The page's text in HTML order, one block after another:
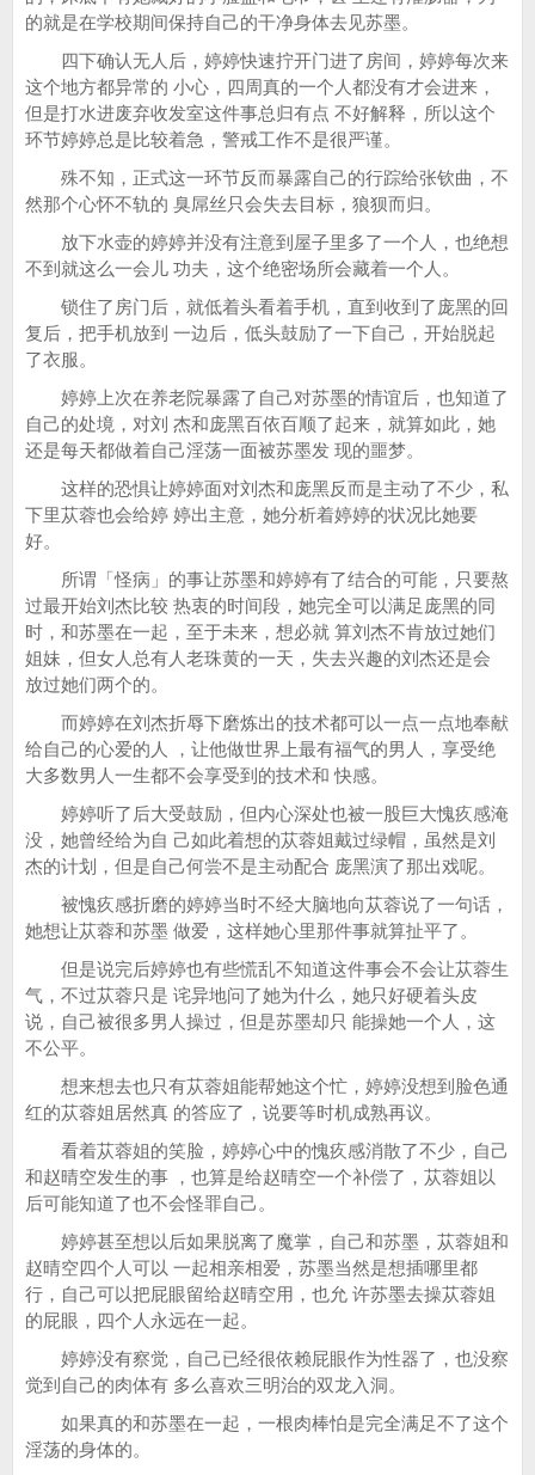
的就是在学校期间保持自己的干净身体去见苏墨。
四下确认无人后，婷婷快速拧开门进了房间，婷婷每次来
这个地方都异常的 小心，四周真的一个人都没有才会进来，
但是打水进废弃收发室这件事总归有点 不好解释，所以这个
环节婷婷总是比较着急，警戒工作不是很严谨。
殊不知，正式这一环节反而暴露自己的行踪给张钦曲，不
然那个心怀不轨的 臭屌丝只会失去目标，狼狈而归。
放下水壶的婷婷并没有注意到屋子里多了一个人，也绝想
不到就这么一会儿 功夫，这个绝密场所会藏着一个人。
锁住了房门后，就低着头看着手机，直到收到了庞黑的回
复后，把手机放到 一边后，低头鼓励了一下自己，开始脱起
了衣服。
婷婷上次在养老院暴露了自己对苏墨的情谊后，也知道了
自己的处境，对刘 杰和庞黑百依百顺了起来，就算如此，她
还是每天都做着自己淫荡一面被苏墨发 现的噩梦。
这样的恐惧让婷婷面对刘杰和庞黑反而是主动了不少，私
下里苁蓉也会给婷 婷出主意，她分析着婷婷的状况比她要
好。
所谓「怪病」的事让苏墨和婷婷有了结合的可能，只要熬
过最开始刘杰比较 热衷的时间段，她完全可以满足庞黑的同
时，和苏墨在一起，至于未来，想必就 算刘杰不肯放过她们
姐妹，但女人总有人老珠黄的一天，失去兴趣的刘杰还是会
放过她们两个的。
而婷婷在刘杰折辱下磨炼出的技术都可以一点一点地奉献
给自己的心爱的人 ，让他做世界上最有福气的男人，享受绝
大多数男人一生都不会享受到的技术和 快感。
婷婷听了后大受鼓励，但内心深处也被一股巨大愧疚感淹
没，她曾经给为自 己如此着想的苁蓉姐戴过绿帽，虽然是刘
杰的计划，但是自己何尝不是主动配合 庞黑演了那出戏呢。
被愧疚感折磨的婷婷当时不经大脑地向苁蓉说了一句话，
她想让苁蓉和苏墨 做爱，这样她心里那件事就算扯平了。
但是说完后婷婷也有些慌乱不知道这件事会不会让苁蓉生
气，不过苁蓉只是 诧异地问了她为什么，她只好硬着头皮
说，自己被很多男人操过，但是苏墨却只 能操她一个人，这
不公平。
想来想去也只有苁蓉姐能帮她这个忙，婷婷没想到脸色通
红的苁蓉姐居然真 的答应了，说要等时机成熟再议。
看着苁蓉姐的笑脸，婷婷心中的愧疚感消散了不少，自己
和赵晴空发生的事 ，也算是给赵晴空一个补偿了，苁蓉姐以
后可能知道了也不会怪罪自己。
婷婷甚至想以后如果脱离了魔掌，自己和苏墨，苁蓉姐和
赵晴空四个人可以 一起相亲相爱，苏墨当然是想插哪里都
行，自己可以把屁眼留给赵晴空用，也允 许苏墨去操苁蓉姐
的屁眼，四个人永远在一起。
婷婷没有察觉，自己已经很依赖屁眼作为性器了，也没察
觉到自己的肉体有 多么喜欢三明治的双龙入洞。
如果真的和苏墨在一起，一根肉棒怕是完全满足不了这个
淫荡的身体的。